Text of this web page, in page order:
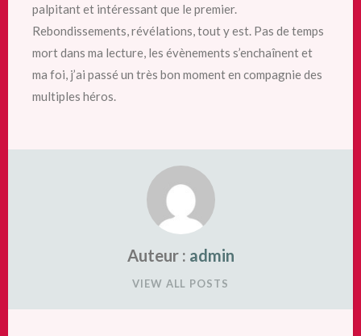
palpitant et intéressant que le premier.
Rebondissements, révélations, tout y est. Pas de temps
mort dans ma lecture, les évènements s’enchaînent et
ma foi, j’ai passé un très bon moment en compagnie des
multiples héros.
Auteur : admin
VIEW ALL POSTS